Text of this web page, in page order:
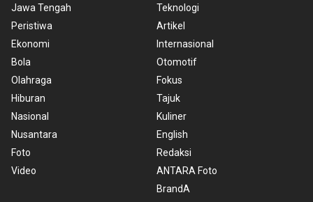
Jawa Tengah
Peristiwa
Ekonomi
Bola
Olahraga
Hiburan
Nasional
Nusantara
Foto
Video
Teknologi
Artikel
Internasional
Otomotif
Fokus
Tajuk
Kuliner
English
Redaksi
ANTARA Foto
BrandA